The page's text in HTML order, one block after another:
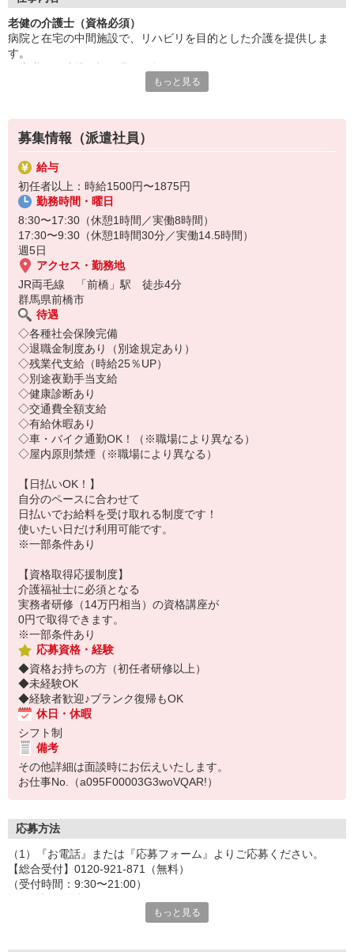
研修制度も豊富でスキルアップ可能。
ブランクがあっても大丈夫！
安定した施設で長く働けますよ。
新しい環境で挑戦しませんか？
ご応募を心よりお待ちしております！
老健の介護士（資格必須）
病院と在宅の中間施設で、リハビリを目的とした介護を提供しま
す。
※食事・入浴・排せつなどの生活支援あり
チームで支援をしていきましょう！！
もっと見る
募集情報（派遣社員）
給与
初任者以上：時給1500円〜1875円
勤務時間・曜日
8:30〜17:30（休憩1時間／実働8時間）
17:30〜9:30（休憩1時間30分／実働14.5時間）
週5日
アクセス・勤務地
JR両毛線 「前橋」駅 徒歩4分
群馬県前橋市
待遇
◇各種社会保険完備
◇退職金制度あり（別途規定あり）
◇残業代支給（時給25％UP）
◇別途夜勤手当支給
◇健康診断あり
◇交通費全額支給
◇有給休暇あり
◇車・バイク通勤OK！（※職場により異なる）
◇屋内原則禁煙（※職場により異なる）
【日払いOK！】
自分のペースに合わせて
日払いでお給料を受け取れる制度です！
使いたい日だけ利用可能です。
※一部条件あり
【資格取得応援制度】
介護福祉士に必須となる
実務者研修（14万円相当）の資格講座が
0円で取得できます。
※一部条件あり
応募資格・経験
◆資格お持ちの方（初任者研修以上）
◆未経験OK
◆経験者歓迎♪ブランク復帰もOK
休日・休暇
シフト制
備考
その他詳細は面談時にお伝えいたします。
お仕事No.（a095F00003G3woVQAR!）
応募方法
（1）『お電話』または『応募フォーム』よりご応募ください。
【総合受付】0120-921-871（無料）
（受付時間：9:30〜21:00）
「e-aidemを見て」とお伝えいただけるとスムーズです。
もっと見る